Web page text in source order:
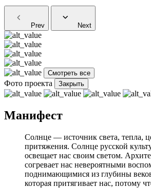
Prev Next
Смотреть все
Фото проекта Закрыть
Манифест
Солнце — источник света, тепла,
притяжения. Солнце русской
освещает нас своим светом.
согревает нас невероятными
поднимающимися из глубины
которая притягивает нас, потому